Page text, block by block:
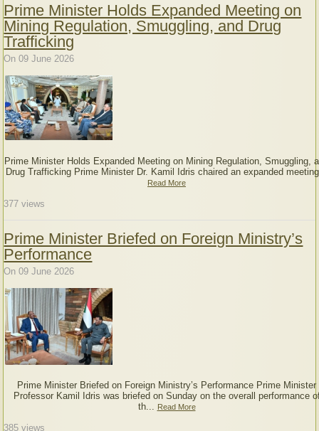
Prime Minister Holds Expanded Meeting on
Mining Regulation, Smuggling, and Drug
Trafficking
On 09 June 2026
Prime Minister Holds Expanded Meeting on Mining Regulation, Smuggling,
Drug Trafficking Prime Minister Dr. Kamil Idris chaired an expanded
Read More
377 views
Prime Minister Briefed on Foreign Ministry’s
Performance
On 09 June 2026
Prime Minister Briefed on Foreign Ministry’s Performance Prime Minister
Professor Kamil Idris was briefed on Sunday on the overall performance
th... Read More
385 views